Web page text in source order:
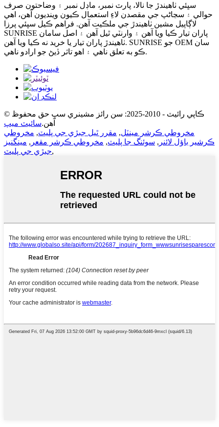
سڀئي ٺاهيندڙ جا نالا، پارٽ نمبر، ماڊل نمبر ۽ وضاحتون صرف
حوالي ۽ سڃاڻپ جي مقصدن لاءِ استعمال ڪيون وينديون آهن، اهي
لاڳاپيل مشين ٺاهيندڙ جي ملڪيت آهن. فراهم ڪيل سڀئي پرزا
SUNRISE پاران تيار ڪيا ويا آهن ۽ وارنٽي ٿيل آهن ۽ اصل سامان
ٺاهيندڙ پاران تيار يا خريد نه ڪيا ويا آهن. SUNRISE جو OEM سان
ڪو به تعلق ناهي ۽ اهو تاثر ڏيڻ جو ارادو ناهي.
© ڪاپي رائيٽ - 2010-2025: سن رائز مشينري سڀ حق محفوظ
آهن.سائيٽ ميپ
مخروطي ڪرشر مينٽل, مقرر ٿيل جبڙي جي پليٽ, مخروطي
ڪرشير باؤل لائنر , سوئنگ جا پليٽ, مخروطي ڪرشر مقعر , مينگنيز
جبڙي جي پليٽ,